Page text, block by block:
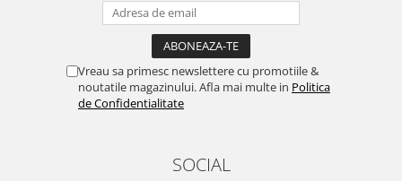
Vreau sa primesc newslettere cu promotiile &
noutatile magazinului. Afla mai multe in Politica
de Confidentialitate
SOCIAL